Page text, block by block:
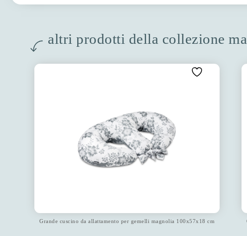
altri prodotti della collezione
Grande cuscino da allattamento per gemelli magnolia 100x57x18 cm